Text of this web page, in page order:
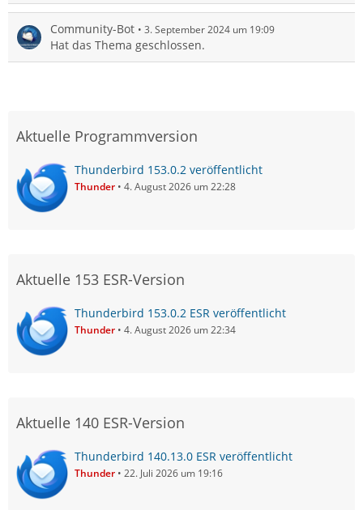
Community-Bot 3. September 2024 um 19:09
Hat das Thema geschlossen.
Aktuelle Programmversion
Thunderbird 153.0.2 veröffentlicht
Thunder 4. August 2026 um 22:28
Aktuelle 153 ESR-Version
Thunderbird 153.0.2 ESR veröffentlicht
Thunder 4. August 2026 um 22:34
Aktuelle 140 ESR-Version
Thunderbird 140.13.0 ESR veröffentlicht
Thunder 22. Juli 2026 um 19:16